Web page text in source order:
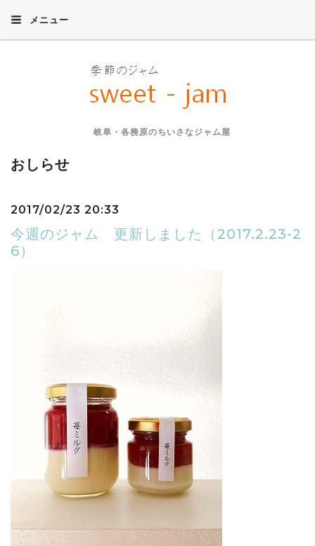
メニュー
岐阜・各務原のちいさなジャム屋
おしらせ
2017/02/23 20:33
今週のジャム 更新しました（2017.2.23-2
6）